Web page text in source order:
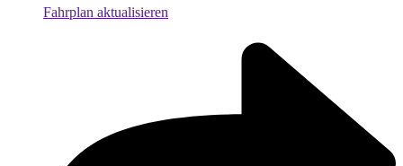
Fahrplan aktualisieren